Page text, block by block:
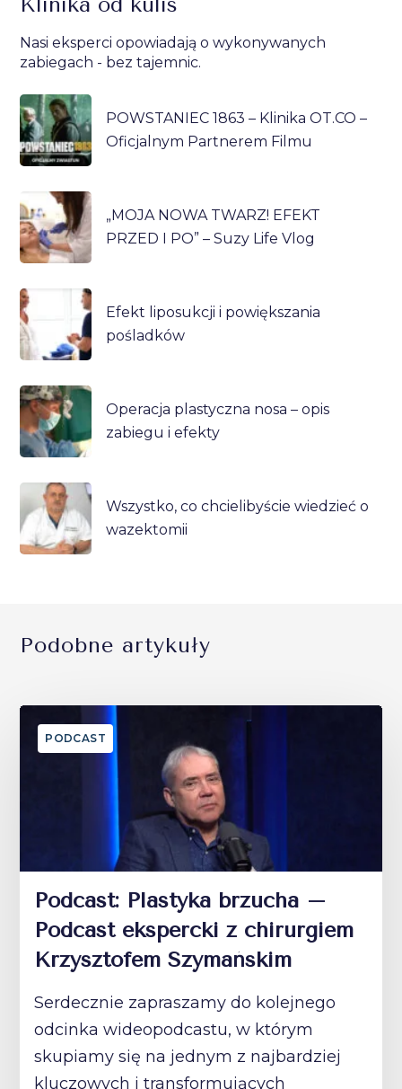
Nasi eksperci opowiadają o wykonywanych
zabiegach - bez tajemnic.
POWSTANIEC 1863 – Klinika OT.CO –
Oficjalnym Partnerem Filmu
„MOJA NOWA TWARZ! EFEKT
PRZED I PO” – Suzy Life Vlog
Efekt liposukcji i powiększania
pośladków
Operacja plastyczna nosa – opis
zabiegu i efekty
Wszystko, co chcielibyście wiedzieć o
wazektomii
Podobne artykuły
PODCAST
Podcast: Plastyka brzucha –
Podcast ekspercki z chirurgiem
Krzysztofem Szymańskim
Serdecznie zapraszamy do kolejnego
odcinka wideopodcastu, w którym
skupiamy się na jednym z najbardziej
kluczowych i transformujących